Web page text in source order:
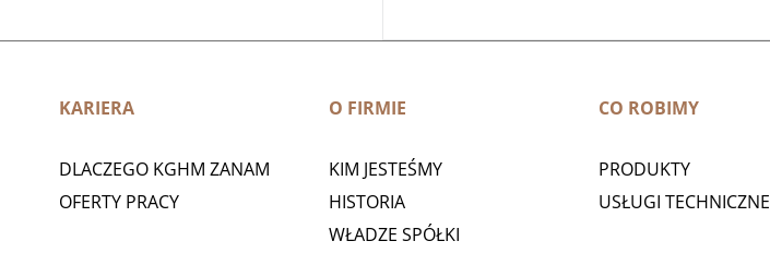
KARIERA
DLACZEGO KGHM ZANAM
OFERTY PRACY
O FIRMIE
KIM JESTEŚMY
HISTORIA
WŁADZE SPÓŁKI
CO ROBIMY
PRODUKTY
USŁUGI TECHNICZNE